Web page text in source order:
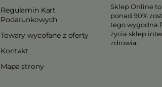
Regulamin Kart
Podarunkowych
Towary wycofane z oferty
Kontakt
Mapa strony
Sklep Online
ponad 90%
tego wygodna
życia sklep
zdrowia.